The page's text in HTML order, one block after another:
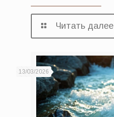
Читать далее
13/03/2026